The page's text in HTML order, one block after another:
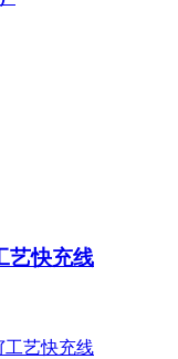
艺快充线